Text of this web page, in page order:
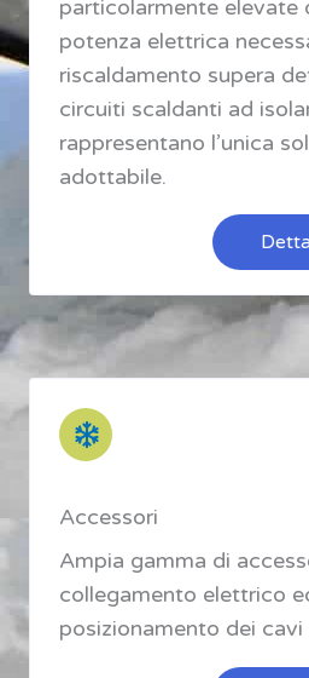
particolarmente elevate
potenza elettrica
riscaldamento supera
circuiti scaldanti ad
rappresentano l’unica
adottabile.
Accessori
Ampia gamma di
collegamento elettrico
posizionamento dei cavi